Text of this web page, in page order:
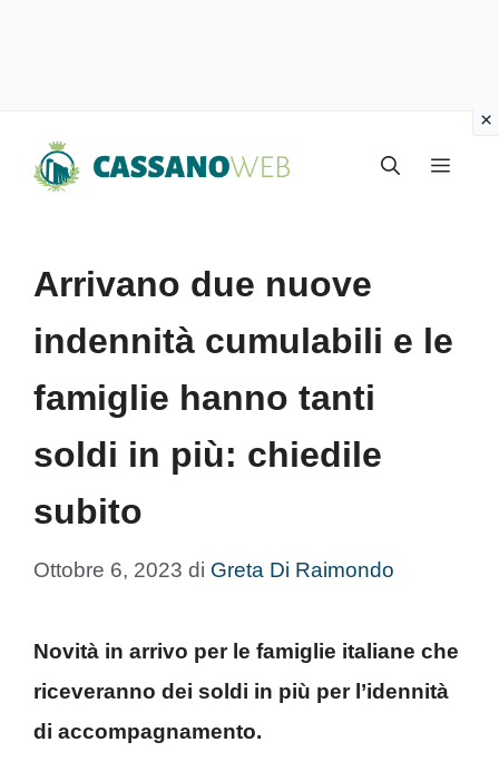
Menu
Arrivano due nuove
indennità cumulabili e le
famiglie hanno tanti
soldi in più: chiedile
subito
Ottobre 6, 2023 di Greta Di Raimondo
Novità in arrivo per le famiglie italiane che
riceveranno dei soldi in più per l’idennità
di accompagnamento.